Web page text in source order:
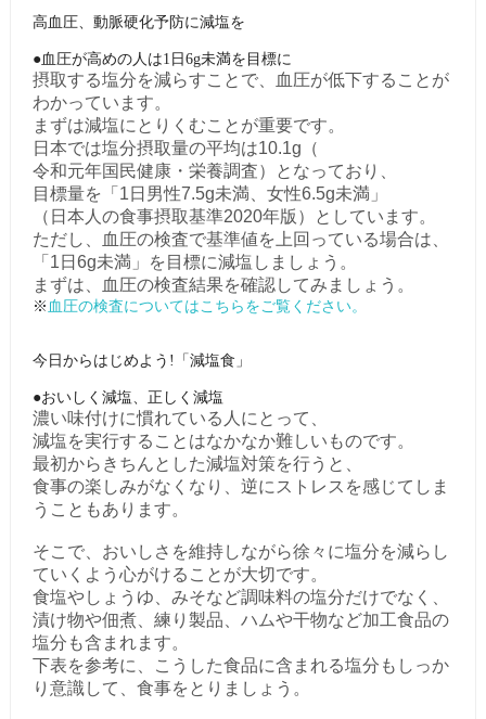
高血圧、動脈硬化予防に減塩を
●血圧が高めの人は1日6g未満を目標に
摂取する塩分を減らすことで、血圧が低下することが
わかっています。
まずは減塩にとりくむことが重要です。
日本では塩分摂取量の平均は10.1g（
令和元年国民健康・栄養調査）となっており、
目標量を「1日男性7.5g未満、女性6.5g未満」
（日本人の食事摂取基準2020年版）としています。
ただし、血圧の検査で基準値を上回っている場合は、
「1日6g未満」を目標に減塩しましょう。
まずは、血圧の検査結果を確認してみましょう。
※ 血圧の検査についてはこちらをご覧ください。
今日からはじめよう!「減塩食」
●おいしく減塩、正しく減塩
濃い味付けに慣れている人にとって、
減塩を実行することはなかなか難しいものです。
最初からきちんとした減塩対策を行うと、
食事の楽しみがなくなり、逆にストレスを感じてしま
うこともあります。
そこで、おいしさを維持しながら徐々に塩分を減らし
ていくよう心がけることが大切です。
食塩やしょうゆ、みそなど調味料の塩分だけでなく、
漬け物や佃煮、練り製品、ハムや干物など加工食品の
塩分も含まれます。
下表を参考に、こうした食品に含まれる塩分もしっか
り意識して、食事をとりましょう。